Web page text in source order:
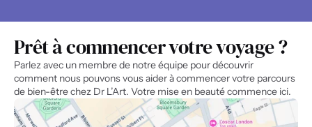
Prêt à commencer votre voyage ?
Parlez avec un membre de notre équipe pour découvrir
comment nous pouvons vous aider à commencer votre parcours
de bien-être chez Dr L’Art. Votre mise en beauté commence ici.